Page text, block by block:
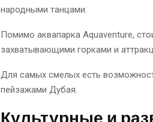
народными танцами.
Помимо аквапарка Aquaventure,
захватывающими горками и
Для самых смелых есть
пейзажами Дубая.
Культурные и